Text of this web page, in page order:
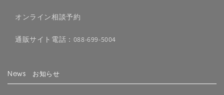
オンライン相談予約
通販サイト電話：088-699-5004
News お知らせ